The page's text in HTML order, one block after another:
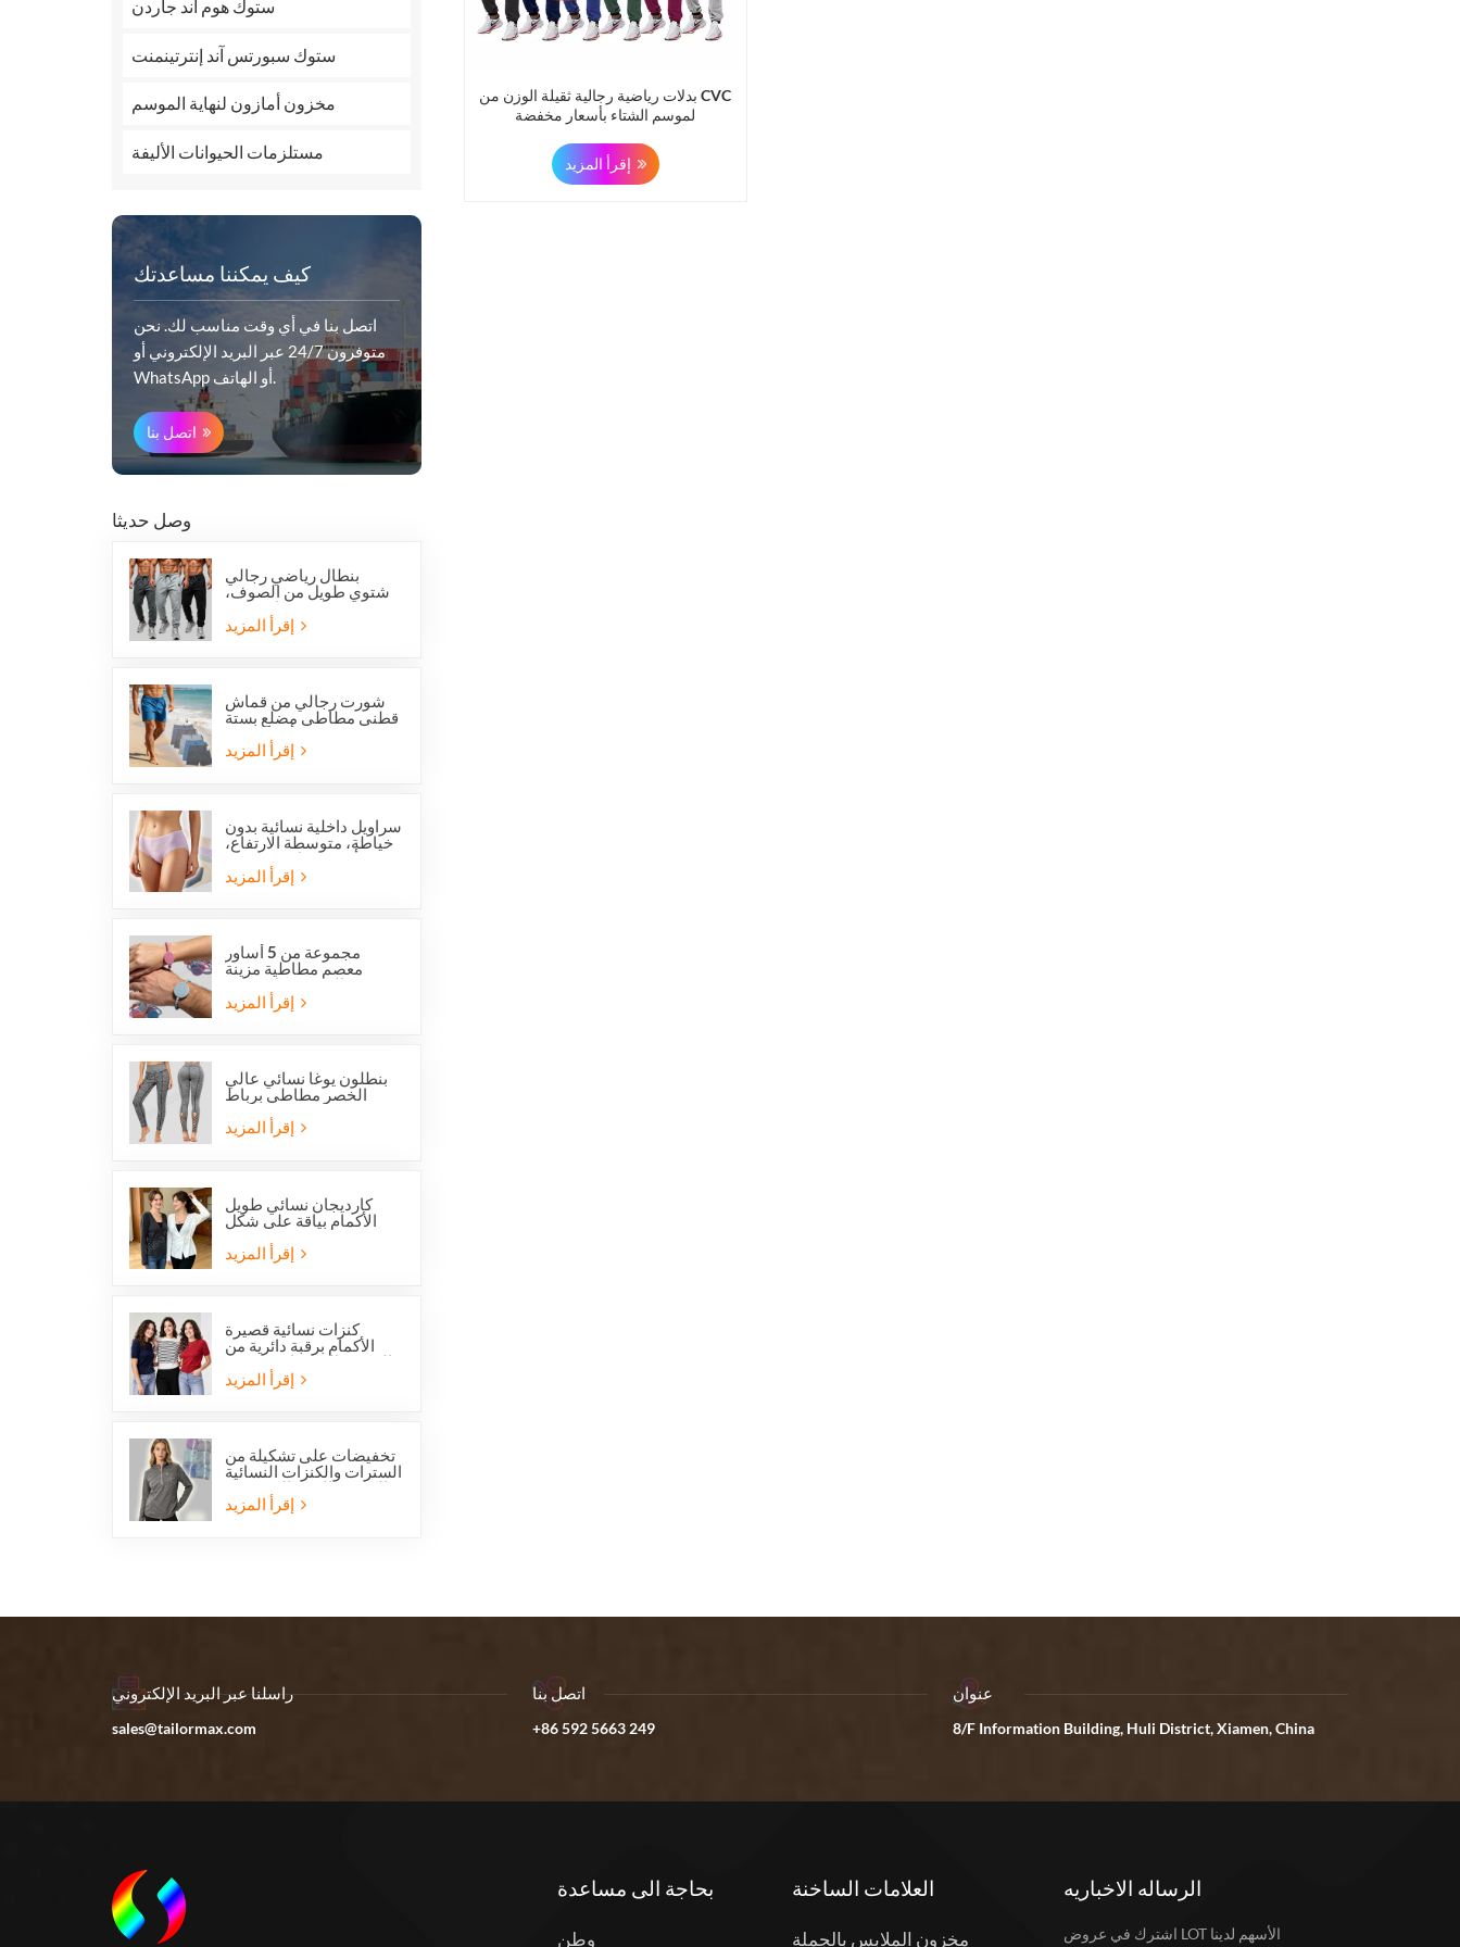
ستوك هوم آند جاردن
ستوك سبورتس آند إنترتينمنت
مخزون أمازون لنهاية الموسم
مستلزمات الحيوانات الأليفة
كيف يمكننا مساعدتك
اتصل بنا في أي وقت مناسب لك. نحن
متوفرون 24/7 عبر البريد الإلكتروني أو
WhatsApp أو الهاتف.
اتصل بنا
وصل حديثا
بنطال رياضي رجالي
شتوي طويل من الصوف،
بقصة عادية، من
أوفرستوك، مناسب للجري
والجري.
شورت رجالي من قماش
قطني مطاطي مضلع بستة
جيوب من أوفرستوك
سراويل داخلية نسائية بدون
خياطة، متوسطة الارتفاع،
من أوفرستوك، مصنوعة
من قماش يسمح بمرور
الهواء، لطيفة على البشرة،
مجموعة من 5 أساور
معصم مطاطية مزينة
بالخرز تحمل صورة
القديس بنديكت الكاثوليكي
وميدالية المعجزة
بنطلون يوغا نسائي عالي
الخصر مطاطي برباط
متقاطع وفتحات شبكية من
ستوكلوت
كارديجان نسائي طويل
الأكمام بياقة على شكل
حرف V مع رباط جانبي
أمامي
كنزات نسائية قصيرة
الأكمام برقبة دائرية من
الصوف المحبوك، متوفرة
تخفيضات على تشكيلة من
السترات والكنزات النسائية
الخفيفة الوزن المصنوعة
من الصوف القطبي بنصف
سحاب، مناسبة للمشي
بدلات رياضية رجالية ثقيلة الوزن من CVC
لموسم الشتاء بأسعار مخفضة
إقرأ المزيد
راسلنا عبر البريد الإلكتروني
sales@tailormax.com
اتصل بنا
+86 592 5663 249
عنوان
8/F Information Building, Huli District, Xiamen, China
بحاجة الى مساعدة
وطن
العلامات الساخنة
مخزون الملابس بالجملة
الرساله الاخباريه
اشترك في عروض LOT الأسهم لدينا